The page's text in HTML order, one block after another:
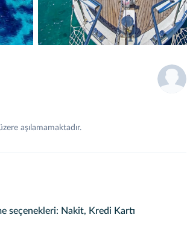
aşılamamaktadır.
seçenekleri: Nakit, Kredi Kartı